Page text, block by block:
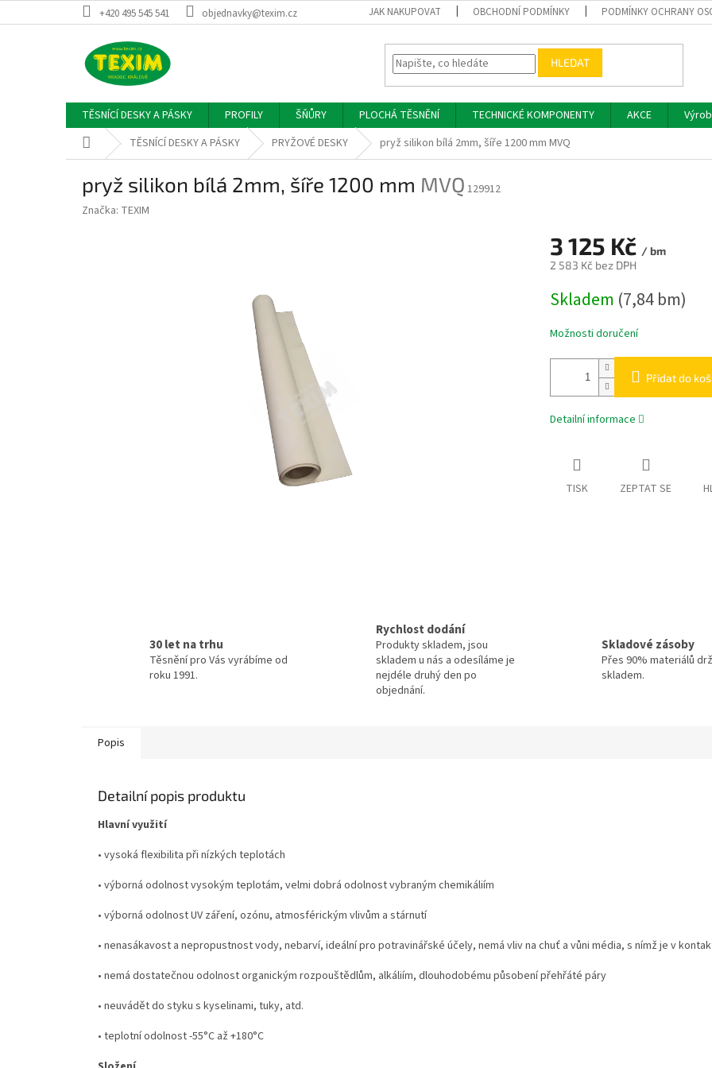
na
+420 495 545 541 objednavky@texim.cz JAK NAKUPOVAT OBCHODNÍ PODMÍNKY PODMÍNKY OCHRANY
HLEDAT
TĚSNÍCÍ DESKY A PÁSKY PROFILY ŠŇŮRY PLOCHÁ TĚSNĚNÍ TECHNICKÉ KOMPONENTY AKCE
Domů TĚSNÍCÍ DESKY A PÁSKY PRYŽOVÉ DESKY pryž silikon bílá 2mm, šíře 1200 mm MVQ
pryž silikon bílá 2mm, šíře 1200 mm MVQ 129912
Značka: TEXIM
3 125 Kč / bm
2 583 Kč bez DPH
cena:
Skladem (7,84 bm)
Možnosti doručení
Přidat do
Detailní informace
TISK ZEPTAT SE
30 let na trhu
Těsnění pro Vás vyrábíme od
roku 1991.
Rychlost dodání
Produkty skladem, jsou
skladem u nás a odesíláme je
nejdéle druhý den po
objednání.
Skladové zásoby
Přes 90% materiálů
skladem.
Popis
Detailní popis produktu
Hlavní využití
• vysoká flexibilita při nízkých teplotách
• výborná odolnost vysokým teplotám, velmi dobrá odolnost vybraným chemikáliím
• výborná odolnost UV záření, ozónu, atmosférickým vlivům a stárnutí
• nenasákavost a nepropustnost vody, nebarví, ideální pro potravinářské účely, nemá vliv na chuť a vůni média, s nímž je v
• nemá dostatečnou odolnost organickým rozpouštědlům, alkáliím, dlouhodobému působení přehřáté páry
• neuvádět do styku s kyselinami, tuky, atd.
• teplotní odolnost -55°C až +180°C